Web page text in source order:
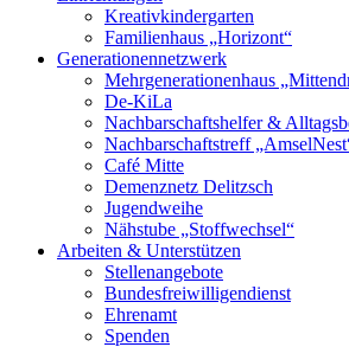
Kreativkindergarten
Familienhaus „Horizont“
Generationennetzwerk
Mehrgenerationenhaus
De-KiLa
Nachbarschaftshelfer &
Nachbarschaftstreff
Café Mitte
Demenznetz Delitzsch
Jugendweihe
Nähstube „Stoffwechsel“
Arbeiten & Unterstützen
Stellenangebote
Bundesfreiwilligendienst
Ehrenamt
Spenden